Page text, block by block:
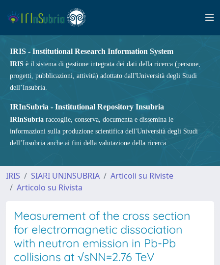
IRIS - Institutional Research Information System
IRIS è il sistema di gestione integrata dei dati della ricerca (persone,
progetti, pubblicazioni, attività) adottato dall'Università degli Studi
dell’Insubria.
IRInSubria - Institutional Repository Insubria
IRInSubria raccoglie, conserva, documenta e dissemina le
informazioni sulla produzione scientifica dell'Università degli Studi
dell’Insubria anche ai fini della valutazione della ricerca.
IRIS SIARI UNINSUBRIA
Articoli su Riviste
Articolo su Rivista
Measurement of the cross section
for electromagnetic dissociation
with neutron emission in Pb-Pb
collisions at √sNN=2.76 TeV